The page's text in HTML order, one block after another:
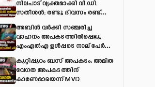
നിലപാട് വ്യക്തമാക്കി വി.ഡി.
സതീശൻ; രണ്ടു ദിവസം രണ്ട്
അബിന്‍ വര്‍ക്കി സഞ്ചരിച്ച
വാഹനം അപകടത്തില്‍പ്പെട്ടു;
എംഎല്‍എ ഉള്‍പ്പടെ നാല് പേര്‍ക്ക്
കുറ്റിപ്പുറം ബസ് അപകടം: അമിത
വേഗത അപകടത്തിന്
കാരണമായെന്ന് MVD